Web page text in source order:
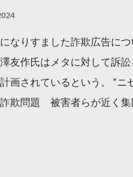
なりすました詐欺広告に
友作氏はメタに対して訴
画されているという。 “ニ
欺問題 被害者らが近く集